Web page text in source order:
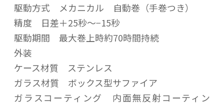
駆動方式 メカニカル 自動巻（手巻つき）
精度 日差＋25秒〜−15秒
駆動期間 最大巻上時約70時間持続
外装
ケース材質 ステンレス
ガラス材質 ボックス型サファイア
ガラスコーティング 内面無反射コーティン